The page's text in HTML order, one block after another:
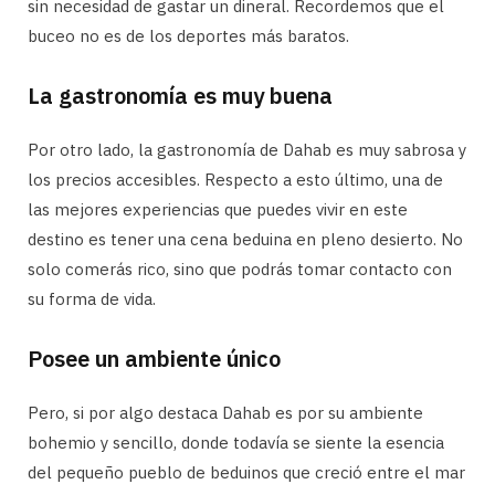
sin necesidad de gastar un dineral. Recordemos que el
buceo no es de los deportes más baratos.
La gastronomía es muy buena
Por otro lado, la gastronomía de Dahab es muy sabrosa y
los precios accesibles. Respecto a esto último, una de
las mejores experiencias que puedes vivir en este
destino es tener una cena beduina en pleno desierto. No
solo comerás rico, sino que podrás tomar contacto con
su forma de vida.
Posee un ambiente único
Pero, si por algo destaca Dahab es por su ambiente
bohemio y sencillo, donde todavía se siente la esencia
del pequeño pueblo de beduinos que creció entre el mar